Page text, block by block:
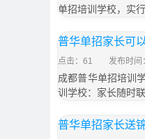
单招培训学校，实
普华单招家长可
点击：61 发布时间
成都普华单招培训
训学校：家长随时
普华单招家长送